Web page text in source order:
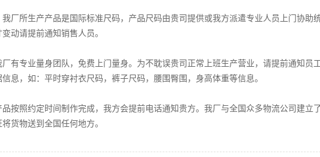
我厂所生产产品是国际标准尺码，产品尺码由贵司提供或我方派遣专业人员上门协助
动请提前通知销售人员。
厂有专业量身团队，免费上门量身。为不耽误贵司正常上班生产营业，请提前通知员
息，如：平时穿衬衣尺码，裤子尺码，腰围臀围，身高体重等信息。
品按照约定时间制作完成，我方会提前电话通知贵方。我厂与全国众多物流公司建立
货物送到全国任何地方。